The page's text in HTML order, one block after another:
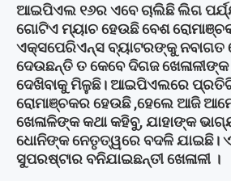
ଆଇପିଏଲ ୧୬ର ଏବେ ଚାଲିଛି ଲିଗ
ଗୋଟିଏ ମ୍ୟାଚ ହେଉଛି ବେଶ
ଏକ୍ସପେରିଏନ୍ସ ବ୍ୟାଟରଙ୍କୁ ନବାଗତ
ଦେଉଛନ୍ତି ତ କେବେ ଦିଗଜ
ଦେଖିବାକୁ ମିଳୁଛି। ଆଇପିଏଲରେ
ରୋମାଞ୍ଚକର ହେଉଛି ,ହେଲେ ଆଜି
ଖେଳାଳିଙ୍କ କଥା କହିବୁ, ଯାହାଙ୍କ
ଧୋନିଙ୍କ ନେତୃତ୍ୱରେ ବଦଳି ଯାଇଛି।
ସୁପରଷ୍ଟାର ବନିଯାଇଛନ୍ତୀ ଖେଳାଳୀ ।